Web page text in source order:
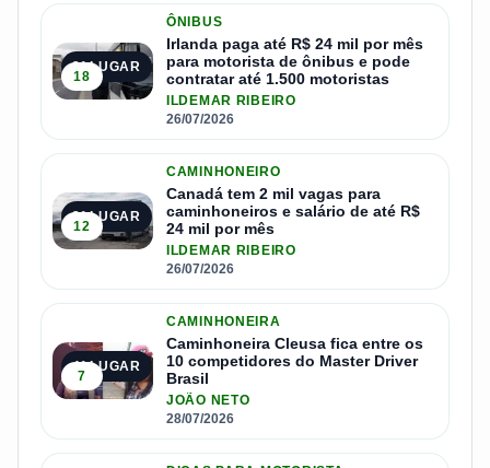
2º LUGAR
18
ÔNIBUS
Irlanda paga até R$ 24 mil por mês
para motorista de ônibus e pode
contratar até 1.500 motoristas
ILDEMAR RIBEIRO
26/07/2026
3º LUGAR
12
CAMINHONEIRO
Canadá tem 2 mil vagas para
caminhoneiros e salário de até R$
24 mil por mês
ILDEMAR RIBEIRO
26/07/2026
4º LUGAR
7
CAMINHONEIRA
Caminhoneira Cleusa fica entre os
10 competidores do Master Driver
Brasil
JOÃO NETO
28/07/2026